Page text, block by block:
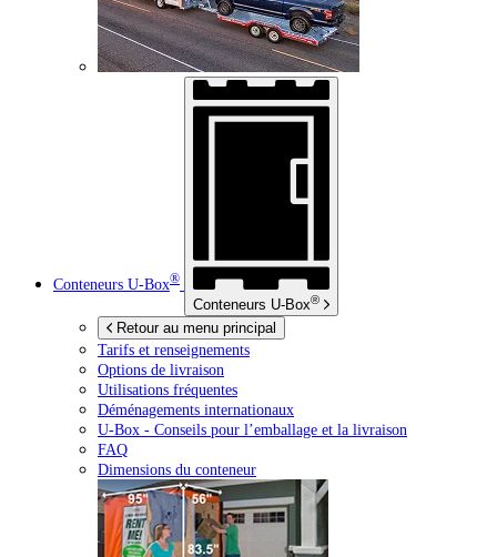
Conteneurs U-Box®
Conteneurs U-Box®
Retour au menu principal
Tarifs et renseignements
Options de livraison
Utilisations fréquentes
Déménagements internationaux
U-Box - Conseils pour l’emballage et la livraison
FAQ
Dimensions du conteneur